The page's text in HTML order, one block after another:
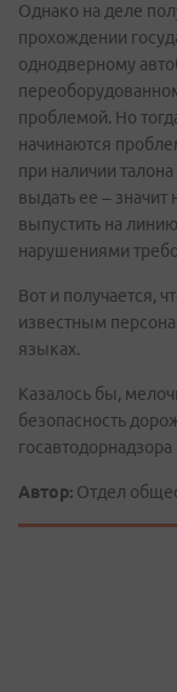
Однако на деле
прохождении
однодверному
проблемой. Но
начинаются
при наличии
выдать ее – значит
выпустить на
нарушениями
Вот и получается,
известным
языках.
Казалось бы,
безопасность
Автор: Отдел